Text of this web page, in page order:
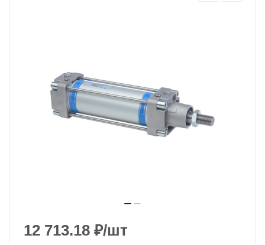
12 713.18 ₽/шт